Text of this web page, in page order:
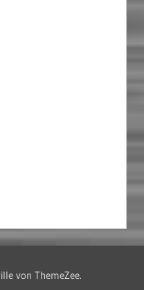
von ThemeZee.